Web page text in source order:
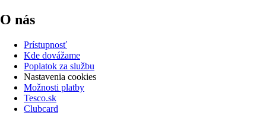
O nás
Prístupnosť
Kde dovážame
Poplatok za službu
Nastavenia cookies
Možnosti platby
Tesco.sk
Clubcard